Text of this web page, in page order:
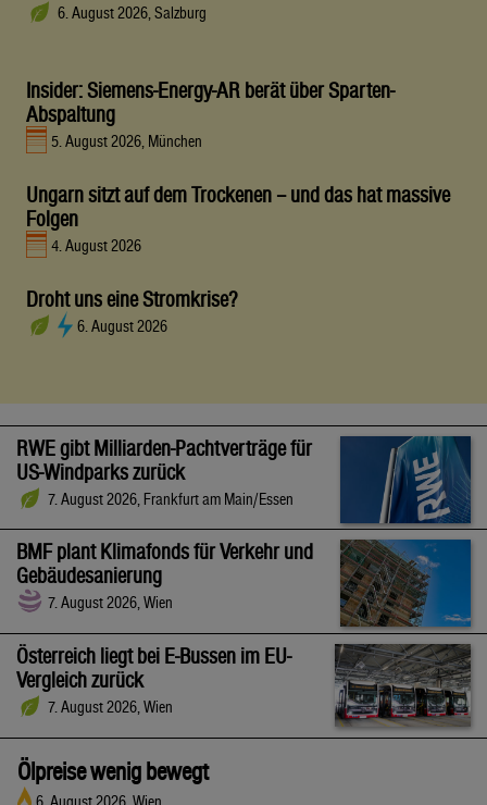
6. August 2026, Salzburg
Insider: Siemens-Energy-AR berät über Sparten-
Abspaltung
5. August 2026, München
Ungarn sitzt auf dem Trockenen – und das hat massive
Folgen
4. August 2026
Droht uns eine Stromkrise?
6. August 2026
RWE gibt Milliarden-Pachtverträge für
US-Windparks zurück
7. August 2026, Frankfurt am Main/Essen
BMF plant Klimafonds für Verkehr und
Gebäudesanierung
7. August 2026, Wien
Österreich liegt bei E-Bussen im EU-
Vergleich zurück
7. August 2026, Wien
Ölpreise wenig bewegt